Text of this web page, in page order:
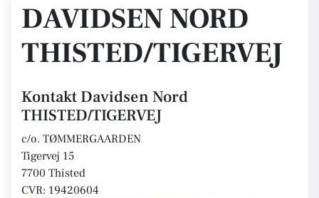
DAVIDSEN NORD
THISTED/TIGERVEJ
Kontakt Davidsen Nord
THISTED/TIGERVEJ
c/o. TØMMERGAARDEN
Tigervej 15
7700 Thisted
CVR: 19420604